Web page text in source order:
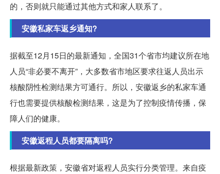
的，否则就只能通过其他方式和家人联系了。
安徽私家车返乡通知?
据截至12月15日的最新通知，全国31个省市均建议所在地
人员“非必要不离开”，大多数省市地区要求往返人员出示
核酸阴性检测结果方可通行。所以，安徽返乡的私家车通
行也需要提供核酸检测结果，这是为了控制疫情传播，保
障人们的健康。
安徽返程人员都要隔离吗?
根据最新政策，安徽省对返程人员实行分类管理。来自疫